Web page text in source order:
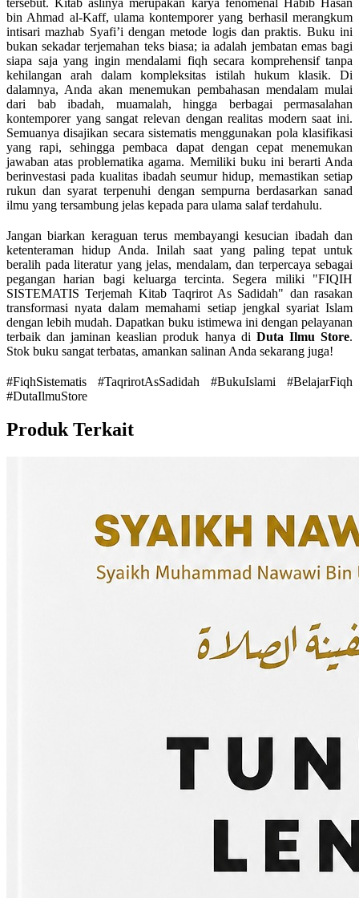
bin Ahmad al-Kaff, ulama kontemporer yang berhasil merangkum
intisari mazhab Syafi’i dengan metode logis dan praktis. Buku ini
bukan sekadar terjemahan teks biasa; ia adalah jembatan emas bagi
siapa saja yang ingin mendalami fiqh secara komprehensif tanpa
kehilangan arah dalam kompleksitas istilah hukum klasik. Di
dalamnya, Anda akan menemukan pembahasan mendalam mulai
dari bab ibadah, muamalah, hingga berbagai permasalahan
kontemporer yang sangat relevan dengan realitas modern saat ini.
Semuanya disajikan secara sistematis menggunakan pola klasifikasi
yang rapi, sehingga pembaca dapat dengan cepat menemukan
jawaban atas problematika agama. Memiliki buku ini berarti Anda
berinvestasi pada kualitas ibadah seumur hidup, memastikan setiap
rukun dan syarat terpenuhi dengan sempurna berdasarkan sanad
ilmu yang tersambung jelas kepada para ulama salaf terdahulu.
Jangan biarkan keraguan terus membayangi kesucian ibadah dan
ketenteraman hidup Anda. Inilah saat yang paling tepat untuk
beralih pada literatur yang jelas, mendalam, dan terpercaya sebagai
pegangan harian bagi keluarga tercinta. Segera miliki "FIQIH
SISTEMATIS Terjemah Kitab Taqrirot As Sadidah" dan rasakan
transformasi nyata dalam memahami setiap jengkal syariat Islam
dengan lebih mudah. Dapatkan buku istimewa ini dengan pelayanan
terbaik dan jaminan keaslian produk hanya di Duta Ilmu Store.
Stok buku sangat terbatas, amankan salinan Anda sekarang juga!
#FiqhSistematis #TaqrirotAsSadidah #BukuIslami #BelajarFiqh
#DutaIlmuStore
Produk Terkait